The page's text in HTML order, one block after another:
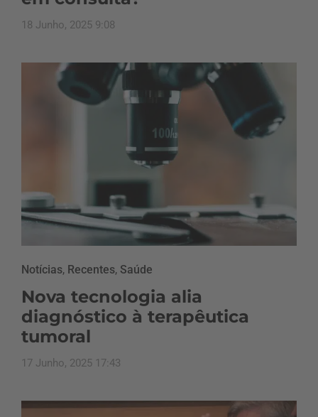
18 Junho, 2025 9:08
Notícias, Recentes, Saúde
Nova tecnologia alia
diagnóstico à terapêutica
tumoral
17 Junho, 2025 17:43